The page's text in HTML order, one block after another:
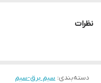
نظرات
دسته‌بندی: سیم برق-سیم